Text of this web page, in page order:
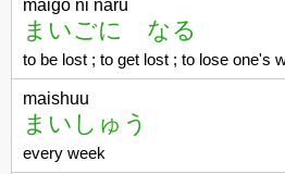
maigo ni naru
まいごに なる
to be lost ; to get lost ; to lose one's
maishuu
まいしゅう
every week